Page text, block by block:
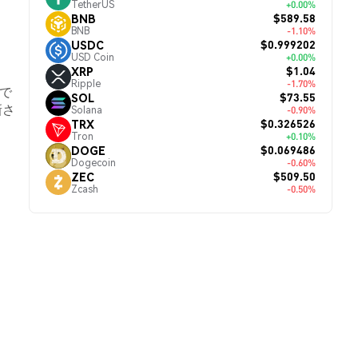
TetherUS +0.00%
BNB
BNB
$589.58
-1.10%
USDC
USD Coin
$0.999202
+0.00%
XRP
Ripple
$1.04
-1.70%
SOL
Solana
$73.55
-0.90%
TRX
Tron
$0.326526
+0.10%
DOGE
Dogecoin
$0.069486
-0.60%
ZEC
Zcash
$509.50
-0.50%